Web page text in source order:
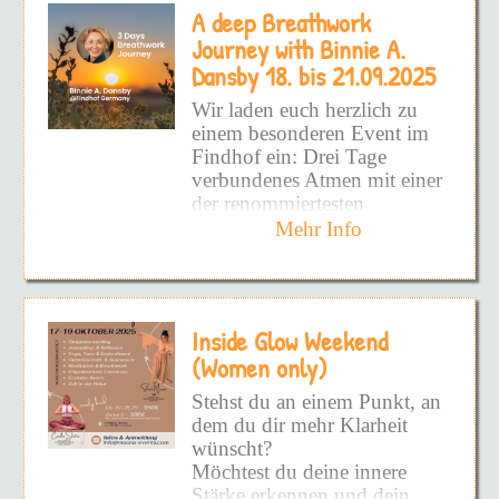
aufzudecken!
Alle Facetten von DIR
zeigen zu wollen!
DEINEN inneren Frieden
zu fühlen!
Und vielleicht hast du schon
so viel versucht - Bücher -
Podcast - Kurse - UND
WIEDER ANGEWENDET!
Weil du nicht an die
Wurzel gekommen bist!
Weil es superschwer ist -
ALLEINE zu sehen, wo man
steht!
Dauerhaften Befreiung.
Schmerzhafte Prägungen
sowie hinderliche Glaubens-
und Verhaltensmuster werden
wirksam und nachhaltig
gelöst und es entsteht Raum
die eigene Vitalität wieder
voll und ganz zu spüren.
A deep Breathwork
Journey with Binnie A.
Dansby 18. bis 21.09.2025
Wir laden euch herzlich zu
einem besonderen Event im
Findhof ein: Drei Tage
verbundenes Atmen mit einer
der renommiertesten
Atemtherapeutinnen –
Glastonbury, UK.
Jahrzehnten eine
internationale Pionierin auf
dem Gebiet von Bewusstsein
und Atemarbeit. Als
Begründerin vonSOURCE
Process and Breathwork
hat sie eine einzigartige
Mehr Info
Inside Glow Weekend
(Women only)
Stehst du an einem Punkt, an
dem du dir mehr Klarheit
wünscht?
Möchtest du deine innere